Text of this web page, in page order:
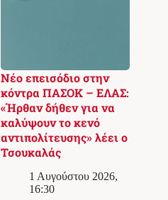
Νέο επεισόδιο στην
κόντρα ΠΑΣΟΚ – ΕΛΑΣ:
«Ήρθαν δήθεν για να
καλύψουν το κενό
αντιπολίτευσης» λέει ο
Τσουκαλάς
1 Αυγούστου 2026,
16:30